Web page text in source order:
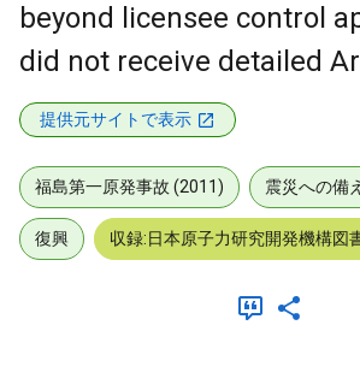
beyond licensee control
did not receive detailed
提供元サイトで表示
福島第一原発事故 (2011) 震災への備え
復興 収録:日本原子力研究開発機構図